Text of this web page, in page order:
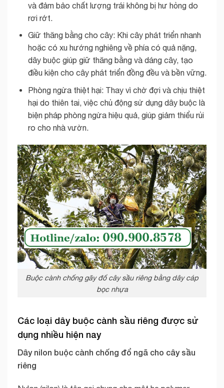
và đảm bảo chất lượng trái không bị hư hỏng do
rơi rớt.
Giữ thăng bằng cho cây: Khi cây phát triển nhanh
hoặc có xu hướng nghiêng về phía có quả nặng,
dây buộc giúp giữ thăng bằng và dáng cây, tạo
điều kiện cho cây phát triển đồng đều và bền vững.
Phòng ngừa thiệt hại: Thay vì chờ đợi và chịu thiệt
hại do thiên tai, việc chủ động sử dụng dây buộc là
biện pháp phòng ngừa hiệu quả, giúp giảm thiểu rủi
ro cho nhà vườn.
Buộc cành chống gãy đổ cây sầu riêng bằng dây cáp
bọc nhựa
Các loại dây buộc cành sầu riêng được sử
dụng nhiều hiện nay
Dây nilon buộc cành chống đổ ngã cho cây sầu
riêng